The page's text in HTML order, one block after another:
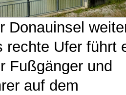
Donauinsel
rechte Ufer führt
Fußgänger und
auf dem